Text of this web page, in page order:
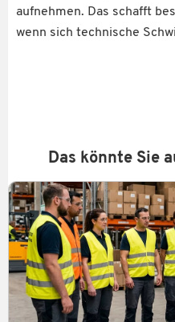
aufnehmen. Das schafft
wenn sich technische
Das könnte Sie